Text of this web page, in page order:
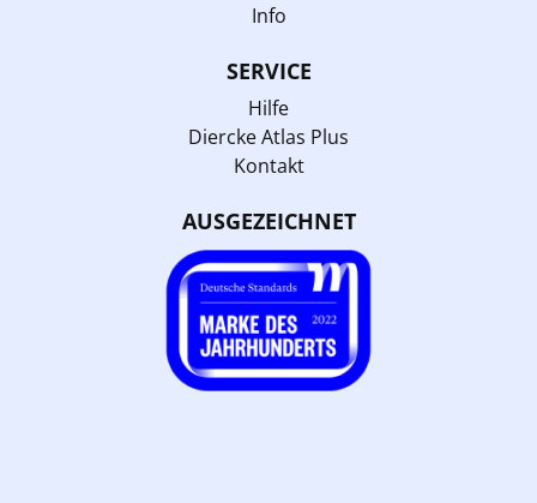
Info
SERVICE
Hilfe
Diercke Atlas Plus
Kontakt
AUSGEZEICHNET